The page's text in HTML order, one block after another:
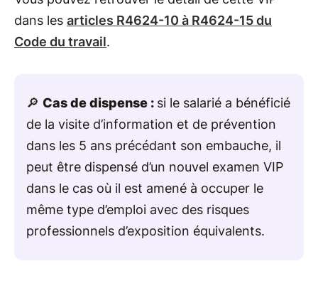
dans les articles R4624-10 à R4624-15 du
Code du travail.
🔎 Cas de dispense : si le salarié a bénéficié
de la visite d’information et de prévention
dans les 5 ans précédant son embauche, il
peut être dispensé d’un nouvel examen VIP
dans le cas où il est amené à occuper le
même type d’emploi avec des risques
professionnels d’exposition équivalents.